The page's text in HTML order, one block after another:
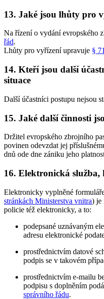
13. Jaké jsou lhůty pro
Na řízení o vydání evropského
řád.
Lhůty pro vyřízení upravuje §
14. Kteří jsou další
situace
Další účastníci postupu nejsou
15. Jaké další činnosti
Držitel evropského zbrojního
povinen odevzdat jej
dnů ode dne zániku jeho
16. Elektronická služba,
Elektronicky vyplněné
stránkách Ministerstva vnitra) je
policie též elektronicky, a to:
podepsané uznávaným
adresu elektronické
prostřednictvím datové
podpis se v takovém
prostřednictvím e-mailu
podpisu s doplněním
správního řádu.